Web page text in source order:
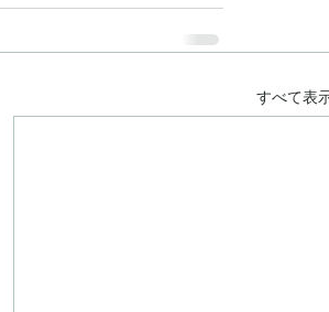
すべて表